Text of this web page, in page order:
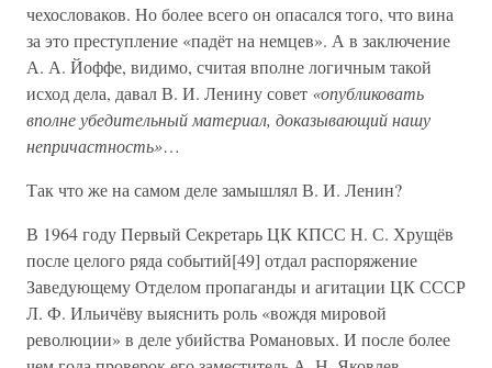
чехословаков. Но более всего он опасался того, что вина
за это преступление «падёт на немцев». А в заключение
А. А. Йоффе, видимо, считая вполне логичным такой
исход дела, давал В. И. Ленину совет «опубликовать
вполне убедительный материал, доказывающий нашу
непричастность»…
Так что же на самом деле замышлял В. И. Ленин?
В 1964 году Первый Секретарь ЦК КПСС Н. С. Хрущёв
после целого ряда событий[49] отдал распоряжение
Заведующему Отделом пропаганды и агитации ЦК СССР
Л. Ф. Ильичёву выяснить роль «вождя мировой
революции» в деле убийства Романовых. И после более